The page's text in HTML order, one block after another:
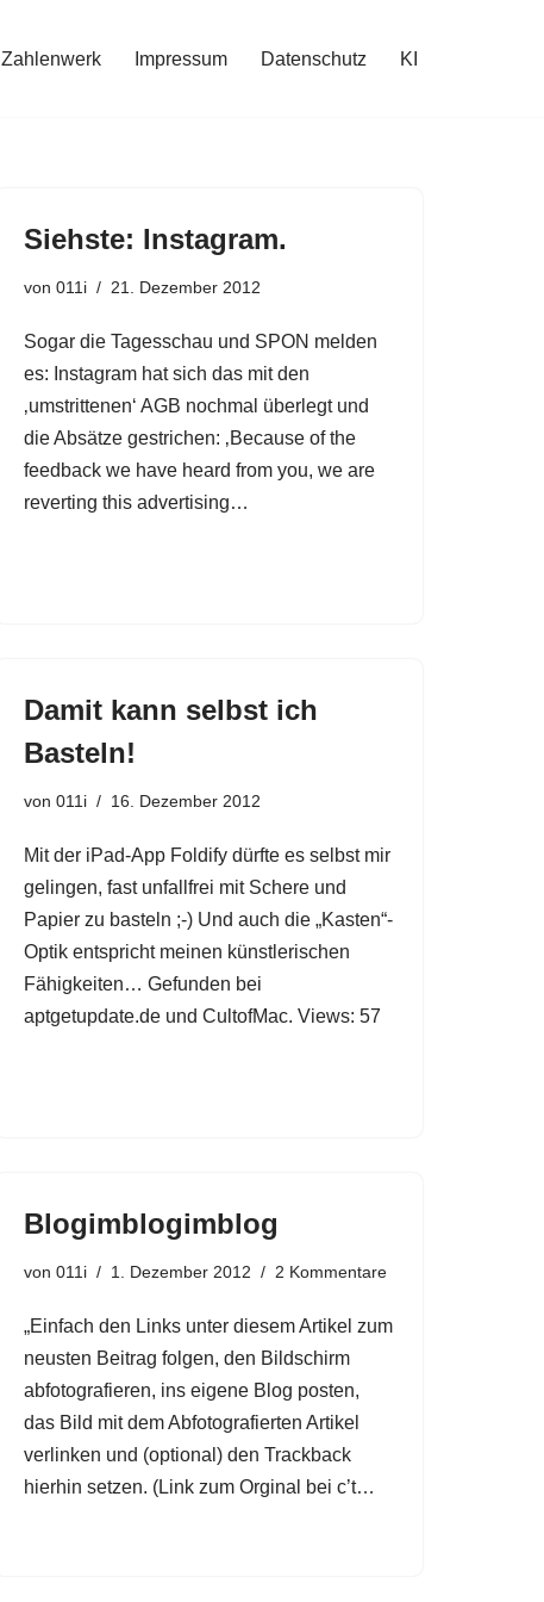
Zahlenwerk Impressum Datenschutz KI
Siehste: Instagram.
von 011i 21. Dezember 2012
Sogar die Tagesschau und SPON melden
es: Instagram hat sich das mit den
‚umstrittenen‘ AGB nochmal überlegt und
die Absätze gestrichen: ‚Because of the
feedback we have heard from you, we are
reverting this advertising…
Damit kann selbst ich
Basteln!
von 011i 16. Dezember 2012
Mit der iPad-App Foldify dürfte es selbst mir
gelingen, fast unfallfrei mit Schere und
Papier zu basteln ;-) Und auch die „Kasten“-
Optik entspricht meinen künstlerischen
Fähigkeiten… Gefunden bei
aptgetupdate.de und CultofMac. Views: 57
Blogimblogimblog
von 011i 1. Dezember 2012 2 Kommentare
„Einfach den Links unter diesem Artikel zum
neusten Beitrag folgen, den Bildschirm
abfotografieren, ins eigene Blog posten,
das Bild mit dem Abfotografierten Artikel
verlinken und (optional) den Trackback
hierhin setzen. (Link zum Orginal bei c’t…